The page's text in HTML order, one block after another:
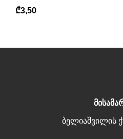
₾3,50
ბელიაშვილის